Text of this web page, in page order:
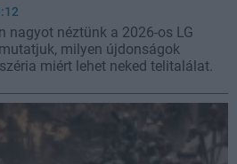
nagyot néztünk a 2026-os LG
milyen újdonságok
miért lehet neked telitalálat.